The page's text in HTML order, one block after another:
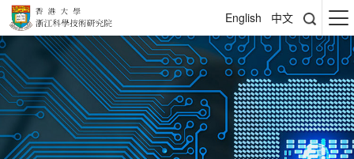
English 中文